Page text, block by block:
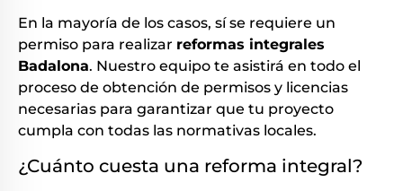
En la mayoría de los casos, sí se requiere un
permiso para realizar reformas integrales
Badalona. Nuestro equipo te asistirá en todo el
proceso de obtención de permisos y licencias
necesarias para garantizar que tu proyecto
cumpla con todas las normativas locales.
¿Cuánto cuesta una reforma integral?